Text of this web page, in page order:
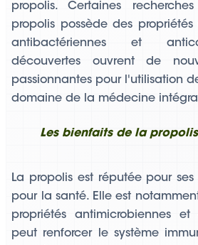
propolis. Certaines
propolis possède des propriétés
antibactériennes et
découvertes ouvrent de
passionnantes pour l'utilisation
domaine de la médecine
Les bienfaits de la propolis
La propolis est réputée pour
pour la santé. Elle est
propriétés antimicrobiennes et
peut renforcer le système